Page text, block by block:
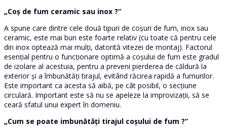
„Coș de fum ceramic sau inox ?”
A spune care dintre cele două tipuri de coșuri de fum, inox sau
ceramic, este mai bun este foarte relativ (cu toate că pentru cele
din inox optează mai mulți, datorită vitezei de montaj). Factorul
esențial pentru o funcționare optimă a coșului de fum este gradul
de izolare al acestuia, pentru a preveni pierderea de căldură la
exterior și a îmbunătăți tirajul, evitând răcirea rapidă a fumurilor.
Este important ca acesta să aibă, pe cât posibil, o secțiune
circulară. Important este să nu se apeleze la improvizații, să se
ceară sfatul unui expert în domeniu.
„Cum se poate imbunătăți tirajul coșului de fum ?”